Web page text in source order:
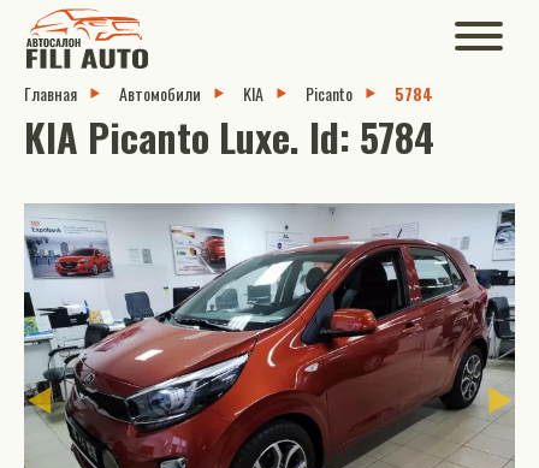
Главная Автомобили KIA Picanto 5784
KIA Picanto Luxe. Id: 5784